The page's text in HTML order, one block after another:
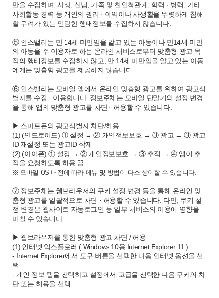
만을 수집하며, 사상, 신념, 가족 및 친인척관계, 학력 · 병력, 기타
사회활동 경력 등 개인의 권리 · 이익이나 사생활을 뚜렷하게 침해
할 우려가 있는 민감한 행태정보를 수집하지 않습니다.
⑤ 인스밸리는 만 14세 미만임을 알고 있는 아동이나 만14세 미만
의 아동을 주 이용자로 하는 온라인 서비스로부터 맞춤형 광고 목
적의 행태정보를 수집하지 않고, 만 14세 미만임을 알고 있는 아동
에게는 맞춤형 광고를 제공하지 않습니다.
⑥ 인스밸리는 모바일 앱에서 온라인 맞춤형 광고를 위하여 광고식
별자를 수집 · 이용합니다. 정보주체는 모바일 단말기의 설정 변경
을 통해 앱의 맞춤형 광고를 차단 · 허용할 수 있습니다.
▶ 스마트폰의 광고식별자 차단/허용
(1) (안드로이드) ① 설정 → ② 개인정보보호 → ③ 광고 → ③ 광고
ID 재설정 또는 광고ID 삭제
(2) (아이폰) ① 설정 → ② 개인정보보호 → ③ 추적 → ④ 앱이 추
적을 요청하도록 허용 끔
※ 모바일 OS 버전에 따라 메뉴 및 방법이 다소 상이할 수 있습니다.
⑦ 정보주체는 웹브라우저의 쿠키 설정 변경 등을 통해 온라인 맞
춤형 광고를 일괄적으로 차단 · 허용할 수 있습니다. 다만, 쿠키 설
정 변경은 웹사이트 자동로그인 등 일부 서비스의 이용에 영향을
미칠 수 있습니다.
▶ 웹브라우저를 통한 맞춤형 광고 차단 / 허용
(1) 인터넷 익스플로러 ( Windows 10용 Internet Explorer 11 )
- Internet Explorer에서 도구 버튼을 선택한 다음 인터넷 옵션을 선
택
- 개인 정보 탭을 선택하고 설정에서 고급을 선택한 다음 쿠키의 차
단 또는 허용을 선택